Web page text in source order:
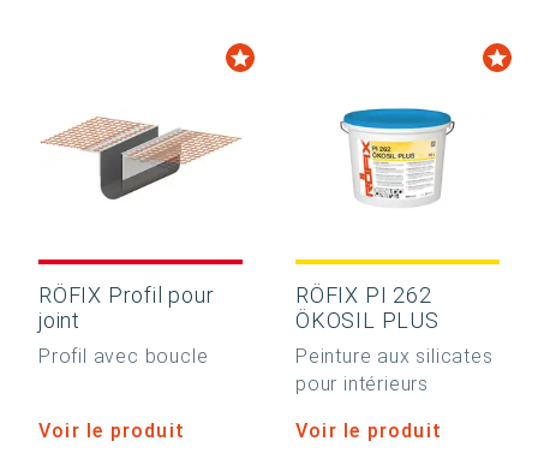
RÖFIX Profil pour
joint
Profil avec boucle
Voir le produit
RÖFIX PI 262
ÖKOSIL PLUS
Peinture aux silicates
pour intérieurs
Voir le produit